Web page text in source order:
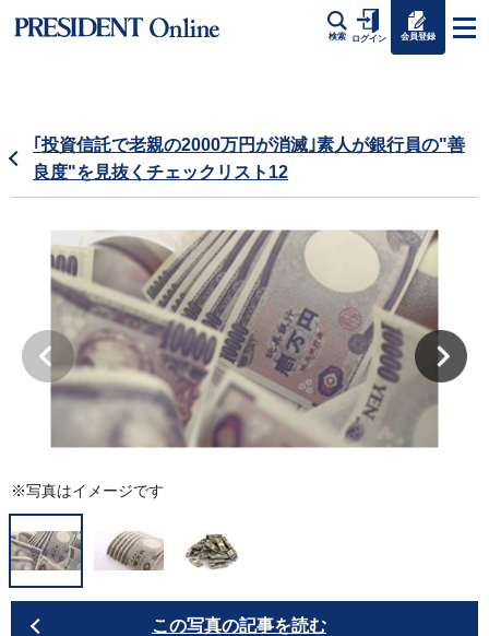
検索 ログイン 会員登録
｢投資信託で老親の2000万円が消滅｣素人が銀行員の"善
良度"を見抜くチェックリスト12
※写真はイメージです
この写真の記事を読む